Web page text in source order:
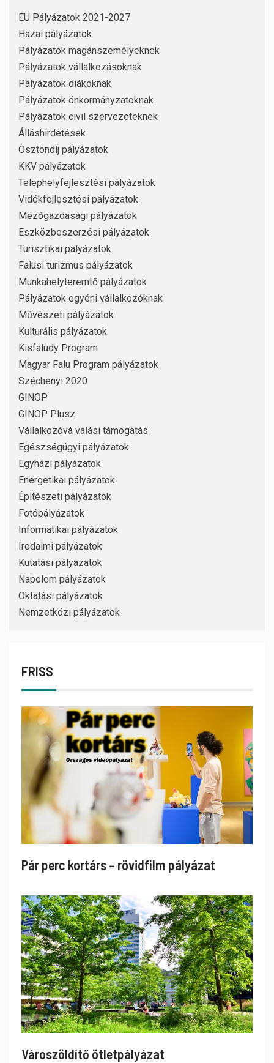
EU Pályázatok 2021-2027
Hazai pályázatok
Pályázatok magánszemélyeknek
Pályázatok vállalkozásoknak
Pályázatok diákoknak
Pályázatok önkormányzatoknak
Pályázatok civil szervezeteknek
Álláshirdetések
Ösztöndíj pályázatok
KKV pályázatok
Telephelyfejlesztési pályázatok
Vidékfejlesztési pályázatok
Mezőgazdasági pályázatok
Eszközbeszerzési pályázatok
Turisztikai pályázatok
Falusi turizmus pályázatok
Munkahelyteremtő pályázatok
Pályázatok egyéni vállalkozóknak
Művészeti pályázatok
Kulturális pályázatok
Kisfaludy Program
Magyar Falu Program pályázatok
Széchenyi 2020
GINOP
GINOP Plusz
Vállalkozóvá válási támogatás
Egészségügyi pályázatok
Egyházi pályázatok
Energetikai pályázatok
Építészeti pályázatok
Fotópályázatok
Informatikai pályázatok
Irodalmi pályázatok
Kutatási pályázatok
Napelem pályázatok
Oktatási pályázatok
Nemzetközi pályázatok
FRISS
Pár perc kortárs – rövidfilm pályázat
Városzöldítő ötletpályázat